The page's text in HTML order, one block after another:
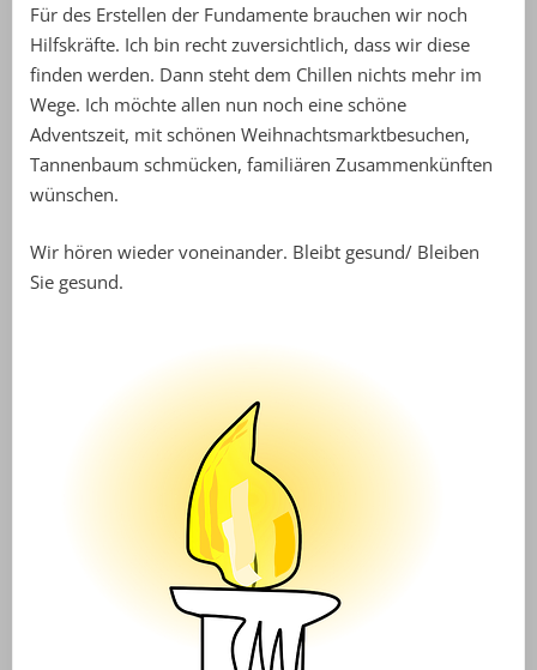
Für des Erstellen der Fundamente brauchen wir noch
Hilfskräfte. Ich bin recht zuversichtlich, dass wir diese
finden werden. Dann steht dem Chillen nichts mehr im
Wege. Ich möchte allen nun noch eine schöne
Adventszeit, mit schönen Weihnachtsmarktbesuchen,
Tannenbaum schmücken, familiären Zusammenkünften
wünschen.
Wir hören wieder voneinander. Bleibt gesund/ Bleiben
Sie gesund.